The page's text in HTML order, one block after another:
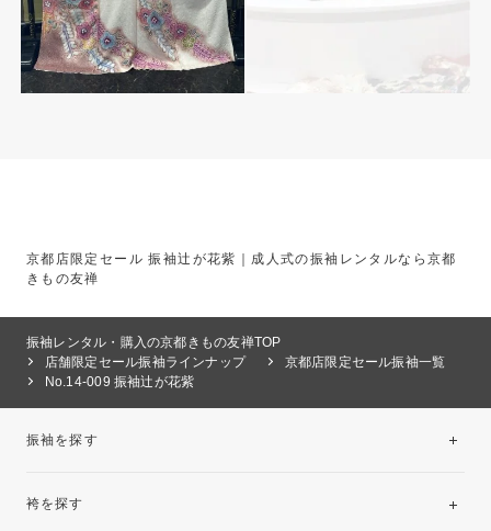
京都店限定セール 振袖辻が花紫｜成人式の振袖レンタルなら京都
きもの友禅
振袖レンタル・購入の京都きもの友禅TOP
店舗限定セール振袖ラインナップ
京都店限定セール振袖一覧
No.14-009 振袖辻が花紫
振袖を探す
袴を探す